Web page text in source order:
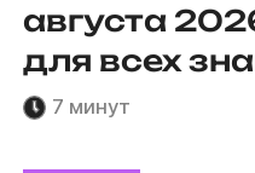
августа
для всех
7 минут